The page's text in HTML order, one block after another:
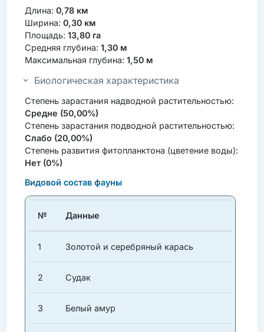
Длина: 0,78 км
Ширина: 0,30 км
Площадь: 13,80 га
Средняя глубина: 1,30 м
Максимальная глубина: 1,50 м
Биологическая характеристика
Степень зарастания надводной растительностью:
Средне (50,00%)
Степень зарастания подводной растительностью:
Слабо (20,00%)
Степень развития фитопланктона (цветение воды):
Нет (0%)
Видовой состав фауны
№ Данные
1 Золотой и серебряный карась
2 Судак
3 Белый амур